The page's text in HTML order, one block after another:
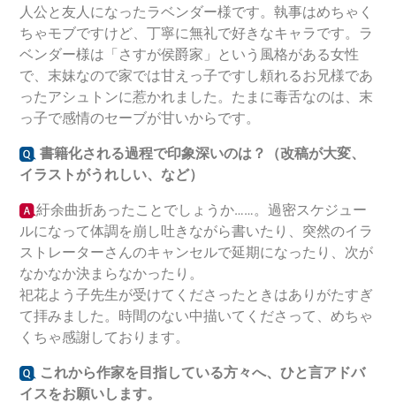
人公と友人になったラベンダー様です。執事はめちゃく
ちゃモブですけど、丁寧に無礼で好きなキャラです。ラ
ベンダー様は「さすが侯爵家」という風格がある女性
で、末妹なので家では甘えっ子ですし頼れるお兄様であ
ったアシュトンに惹かれました。たまに毒舌なのは、末
っ子で感情のセーブが甘いからです。
書籍化される過程で印象深いのは？（改稿が大変、
イラストがうれしい、など）
紆余曲折あったことでしょうか……。過密スケジュー
ルになって体調を崩し吐きながら書いたり、突然のイラ
ストレーターさんのキャンセルで延期になったり、次が
なかなか決まらなかったり。
祀花よう子先生が受けてくださったときはありがたすぎ
て拝みました。時間のない中描いてくださって、めちゃ
くちゃ感謝しております。
これから作家を目指している方々へ、ひと言アドバ
イスをお願いします。